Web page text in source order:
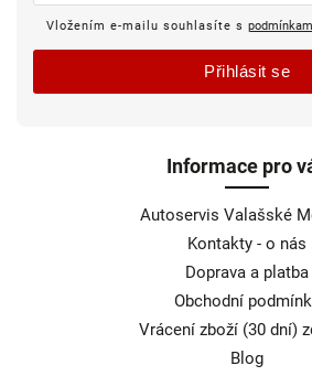
Informace pro
Autoservis Valašské
Kontakty - o nás
Doprava a platba
Obchodní
Vrácení zboží (30 dní)
Blog
Vložením e-mailu souhlasíte s
Přihlásit se